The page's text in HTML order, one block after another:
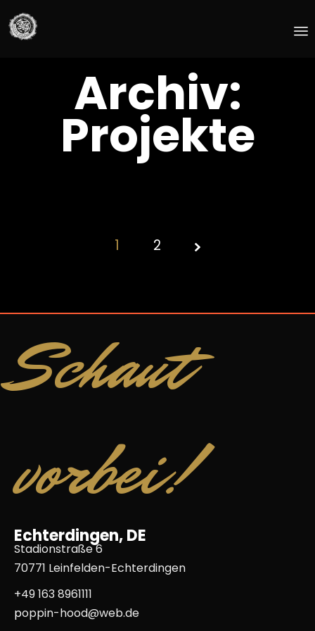
to
content
Archiv:
Projekte
Page
2
1 2
Schaut
vorbei!
Echterdingen, DE
Stadionstraße 6
70771 Leinfelden-Echterdingen
+49 163 8961111
poppin-hood@web.de